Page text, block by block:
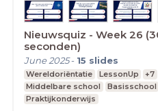
Nieuwsquiz - Week 26
seconden)
June 2025- 15 slides
Wereldoriëntatie LessonUp
+7
Middelbare school
Basisschool
Praktijkonderwijs